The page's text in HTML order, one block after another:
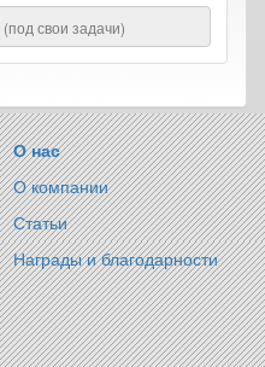
(под свои задачи)
О нас
О компании
Статьи
Награды и благодарности